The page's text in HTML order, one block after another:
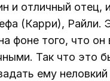
и отличный отец,
(Карри), Райли.
фоне того, что
Так что это
ему